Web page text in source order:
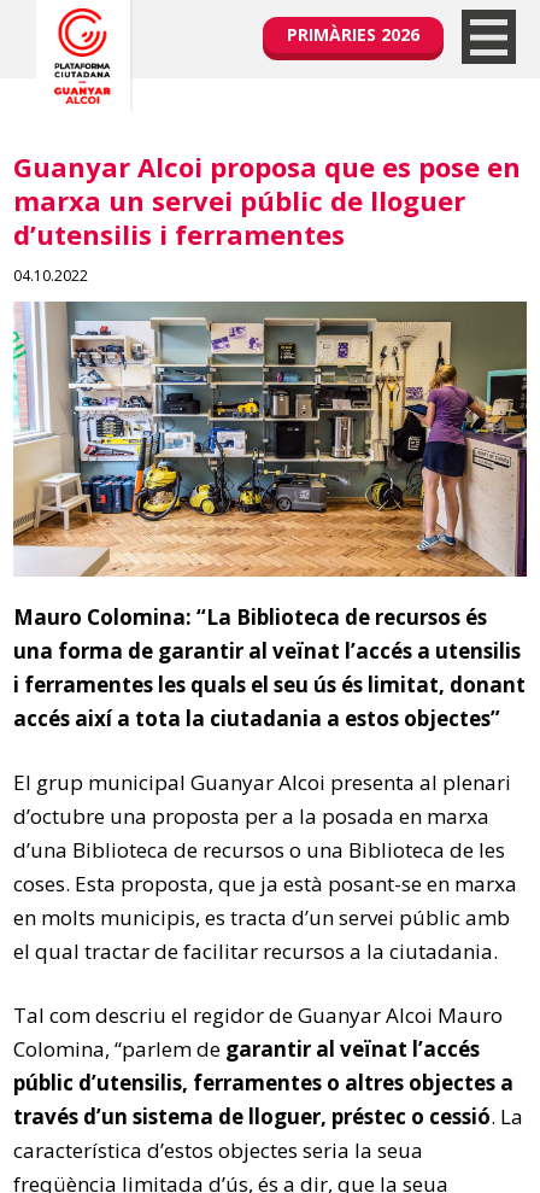
PRIMÀRIES 2026
Guanyar Alcoi proposa que es pose en
marxa un servei públic de lloguer
d’utensilis i ferramentes
04.10.2022
Mauro Colomina: “La Biblioteca de recursos és
una forma de garantir al veïnat l’accés a utensilis
i ferramentes les quals el seu ús és limitat, donant
accés així a tota la ciutadania a estos objectes”
El grup municipal Guanyar Alcoi presenta al plenari
d’octubre una proposta per a la posada en marxa
d’una Biblioteca de recursos o una Biblioteca de les
coses. Esta proposta, que ja està posant-se en marxa
en molts municipis, es tracta d’un servei públic amb
el qual tractar de facilitar recursos a la ciutadania.
Tal com descriu el regidor de Guanyar Alcoi Mauro
Colomina, “parlem de garantir al veïnat l’accés
públic d’utensilis, ferramentes o altres objectes a
través d’un sistema de lloguer, préstec o cessió. La
característica d’estos objectes seria la seua
freqüència limitada d’ús, és a dir, que la seua